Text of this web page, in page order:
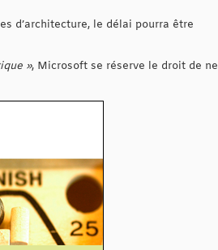
d’architecture, le délai pourra être
», Microsoft se réserve le droit de ne